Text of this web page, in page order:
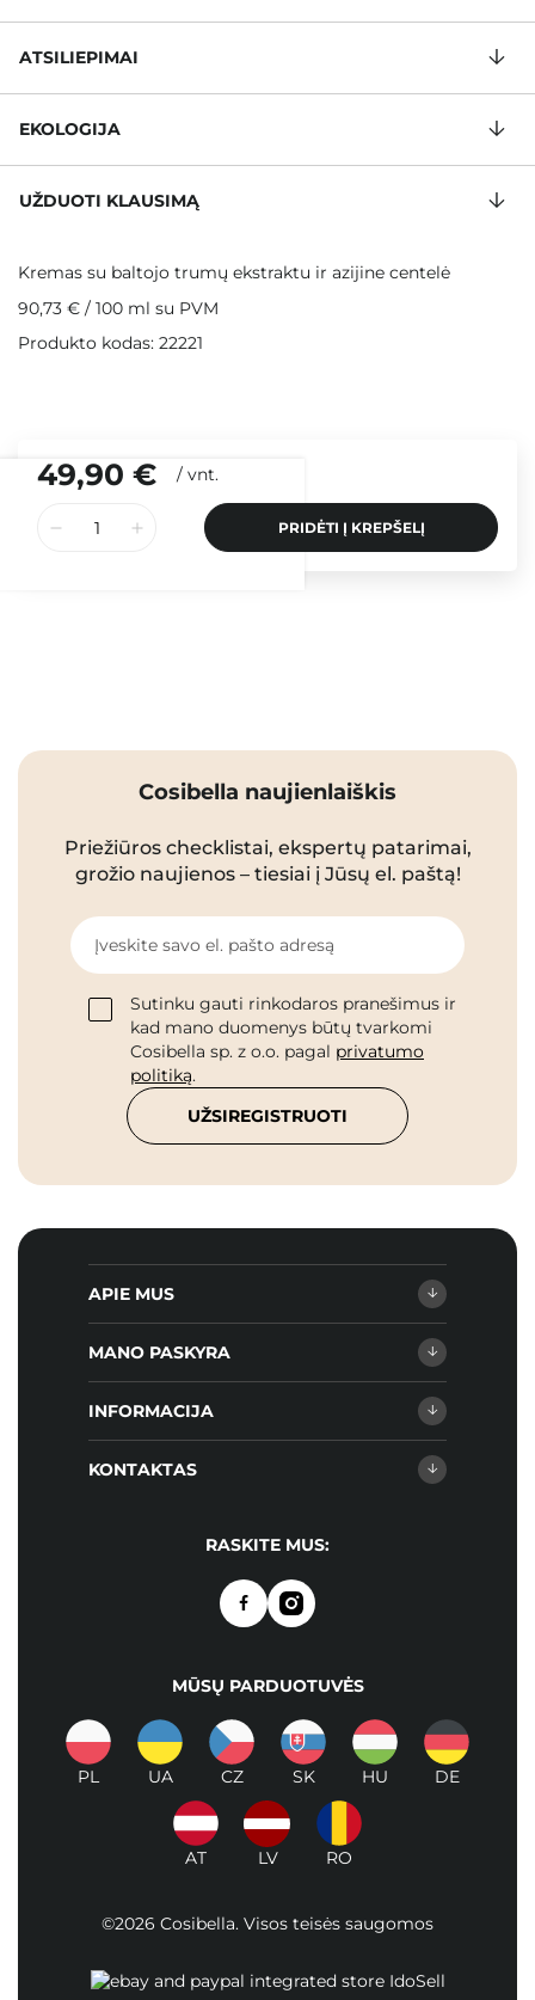
49,90 € / vnt.
PRIDĖTI Į KREPŠELĮ
ATSILIEPIMAI
EKOLOGIJA
UŽDUOTI KLAUSIMĄ
Kremas su baltojo trumų ekstraktu ir azijine centelė
90,73 € / 100 ml su PVM
Produkto kodas: 22221
Cosibella naujienlaiškis
Priežiūros checklistai, ekspertų patarimai,
grožio naujienos – tiesiai į Jūsų el. paštą!
Įveskite savo el. pašto adresą
Sutinku gauti rinkodaros pranešimus ir
kad mano duomenys būtų tvarkomi
Cosibella sp. z o.o. pagal privatumo
politiką.
UŽSIREGISTRUOTI
APIE MUS
MANO PASKYRA
INFORMACIJA
KONTAKTAS
RASKITE MUS:
MŪSŲ PARDUOTUVĖS
PL UA CZ SK HU DE
AT LV RO
©2026 Cosibella. Visos teisės saugomos